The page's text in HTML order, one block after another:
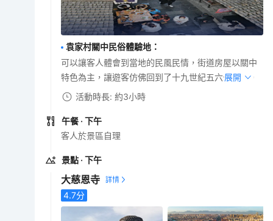
袁家村關中民俗體驗地 ：
可以讓客人體會到當地的民風民情，街道房屋以關中
特色為主，讓遊客仿佛回到了十九世紀五六十年代。
展開
活動時長: 約3小時
午餐 · 下午
客人於景區自理
景點 · 下午
大慈恩寺
4.7分